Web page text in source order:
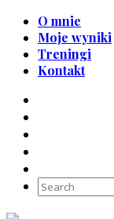
O mnie
Moje wyniki
Treningi
Kontakt